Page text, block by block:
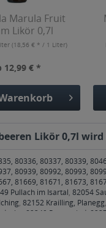
Marula Fruit
Likör 0,7l
(18,56 € * / 1 Liter)
12,99 € *
Likör 0,7l
80336, 80337, 80339,
80939, 80992, 80993,
81669, 81671, 81673,
Pullach im Isartal, 82054
, 82152 Krailling, Planegg,
82349 Pentenried